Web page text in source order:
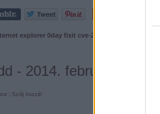
explorer 0day fixit cve-2014-0322
- 2014. február
Szólj hozzá!